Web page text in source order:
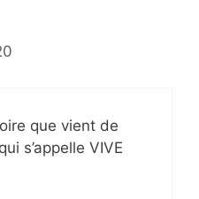
que vient de
s’appelle VIVE